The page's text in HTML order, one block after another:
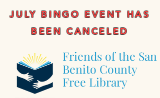
JULY BINGO EVENT HAS
BEEN CANCELED
Friends of the San
Benito County
Free Library